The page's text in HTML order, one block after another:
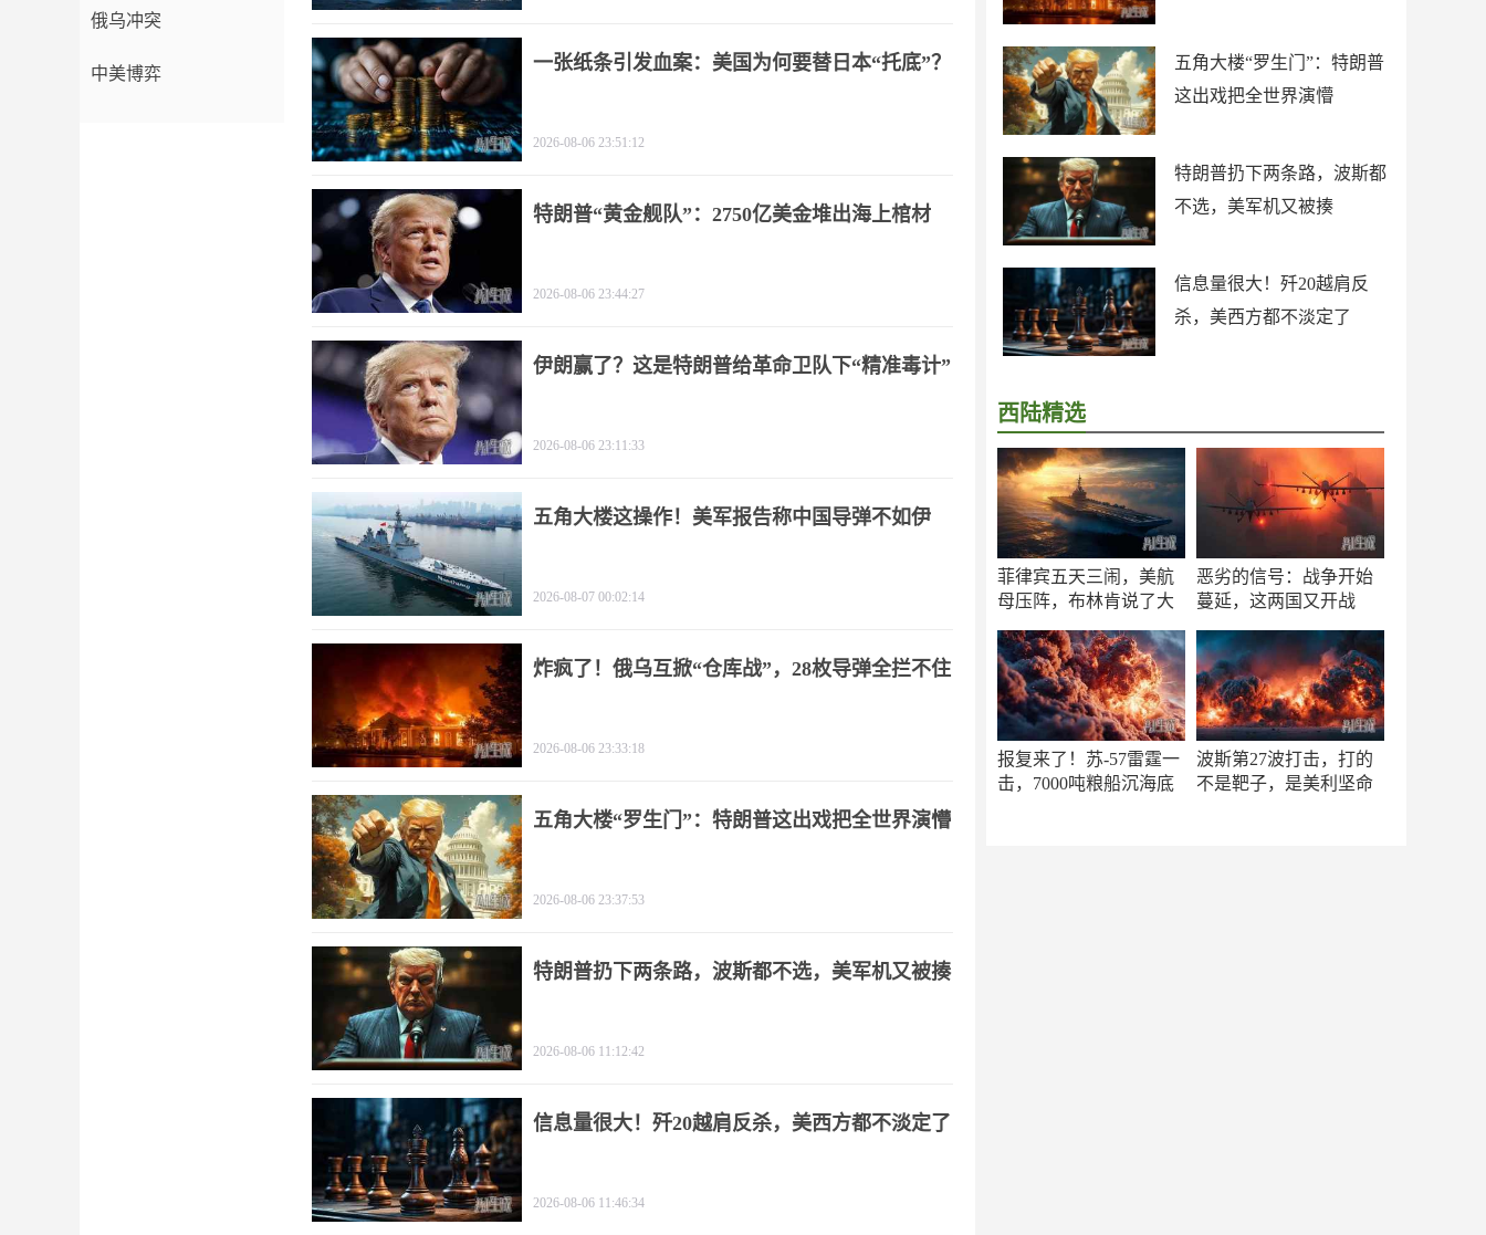
五角大楼“罗生门”：特朗普
这出戏把全世界演懵
特朗普扔下两条路，波斯都
不选，美军机又被揍
信息量很大！歼20越肩反
杀，美西方都不淡定了
西陆精选
菲律宾五天三闹，美航
母压阵，布林肯说了大
恶劣的信号：战争开始
蔓延，这两国又开战
报复来了！苏-57雷霆一
击，7000吨粮船沉海底
波斯第27波打击，打的
不是靶子，是美利坚命
俄乌冲突
中美博弈 一张纸条引发血案：美国为何要替日本“托底”？
2026-08-06 23:51:12
特朗普“黄金舰队”：2750亿美金堆出海上棺材
2026-08-06 23:44:27
伊朗赢了？这是特朗普给革命卫队下“精准毒计”
2026-08-06 23:11:33
五角大楼这操作！美军报告称中国导弹不如伊
2026-08-07 00:02:14
炸疯了！俄乌互掀“仓库战”，28枚导弹全拦不住
2026-08-06 23:33:18
五角大楼“罗生门”：特朗普这出戏把全世界演懵
2026-08-06 23:37:53
特朗普扔下两条路，波斯都不选，美军机又被揍
2026-08-06 11:12:42
信息量很大！歼20越肩反杀，美西方都不淡定了
2026-08-06 11:46:34